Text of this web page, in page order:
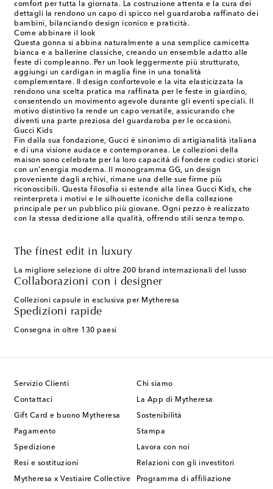
comfort per tutta la giornata. La costruzione attenta e la cura dei
dettagli la rendono un capo di spicco nel guardaroba raffinato dei
bambini, bilanciando design iconico e praticità.
Come abbinare il look
Questa gonna si abbina naturalmente a una semplice camicetta
bianca e a ballerine classiche, creando un ensemble adatto alle
feste di compleanno. Per un look leggermente più strutturato,
aggiungi un cardigan in maglia fine in una tonalità
complementare. Il design confortevole e la vita elasticizzata la
rendono una scelta pratica ma raffinata per le feste in giardino,
consentendo un movimento agevole durante gli eventi speciali. Il
motivo distintivo la rende un capo versatile, assicurando che
diventi una parte preziosa del guardaroba per le occasioni.
Gucci Kids
Fin dalla sua fondazione, Gucci è sinonimo di artigianalità italiana
e di una visione audace e contemporanea. Le collezioni della
maison sono celebrate per la loro capacità di fondere codici storici
con un'energia moderna. Il monogramma GG, un design
proveniente dagli archivi, rimane una delle sue firme più
riconoscibili. Questa filosofia si estende alla linea Gucci Kids, che
reinterpreta i motivi e le silhouette iconiche della collezione
principale per un pubblico più giovane. Ogni pezzo è realizzato
con la stessa dedizione alla qualità, offrendo stili senza tempo.
The finest edit in luxury
La migliore selezione di oltre 200 brand internazionali del lusso
Collaborazioni con i designer
Collezioni capsule in esclusiva per Mytheresa
Spedizioni rapide
Consegna in oltre 130 paesi
Servizio Clienti
Contattaci
Gift Card e buono Mytheresa
Pagamento
Spedizione
Resi e sostituzioni
Mytheresa x Vestiaire Collective
Chi siamo
La App di Mytheresa
Sostenibilità
Stampa
Lavora con noi
Relazioni con gli investitori
Programma di affiliazione